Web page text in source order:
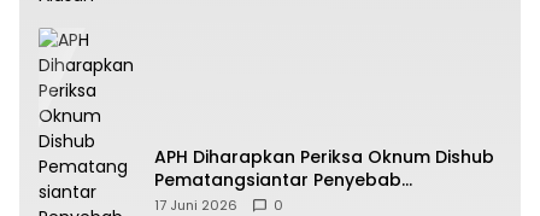
APH Diharapkan Periksa Oknum Dishub
Pematangsiantar Penyebab
Kebocoran PAD Retribusi Parkir
17 Juni 2026 0